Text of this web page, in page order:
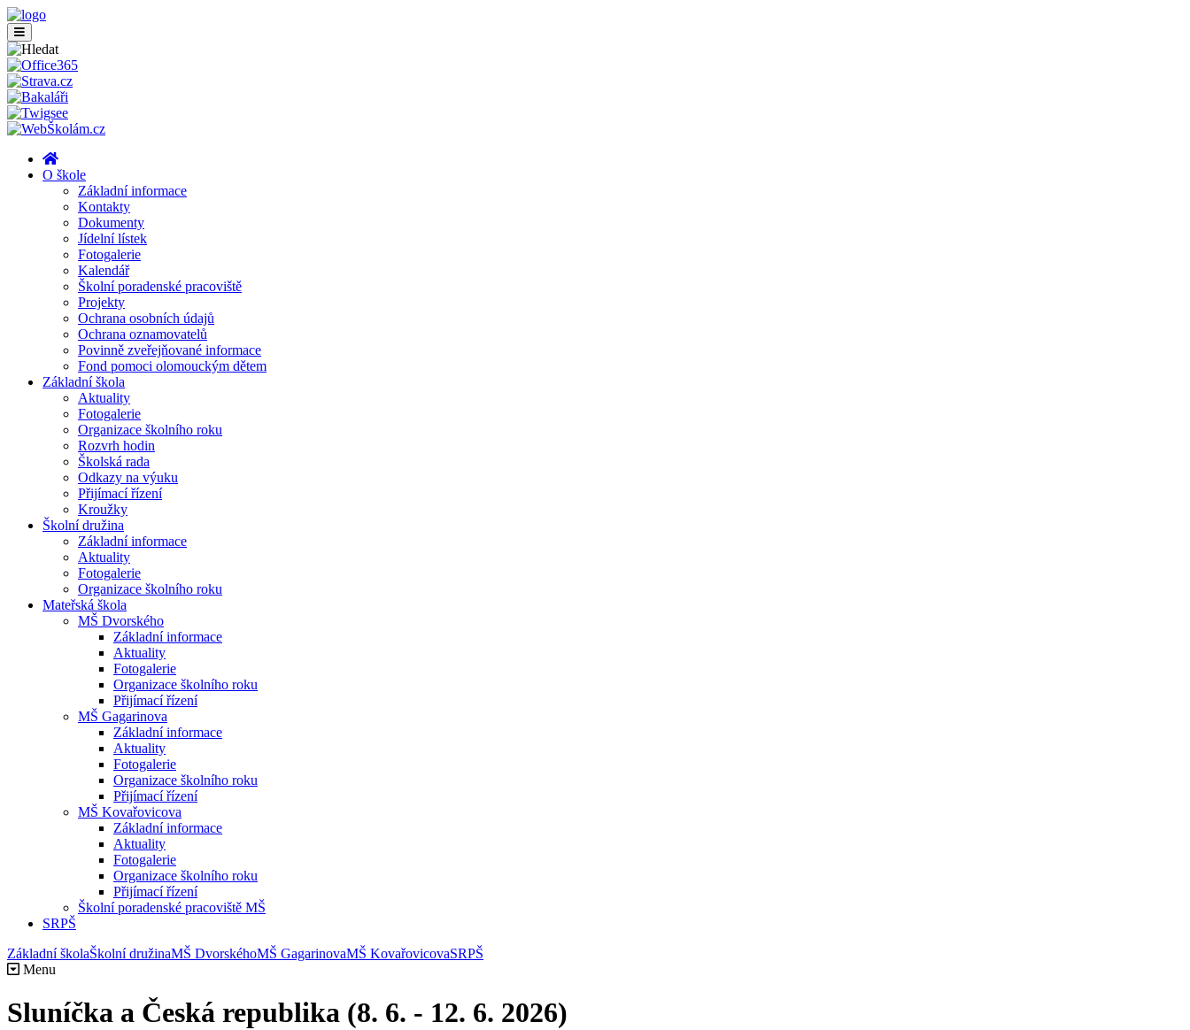
O škole
Základní informace
Kontakty
Dokumenty
Jídelní lístek
Fotogalerie
Kalendář
Školní poradenské pracoviště
Projekty
Ochrana osobních údajů
Ochrana oznamovatelů
Povinně zveřejňované informace
Fond pomoci olomouckým dětem
Základní škola
Aktuality
Fotogalerie
Organizace školního roku
Rozvrh hodin
Školská rada
Odkazy na výuku
Přijímací řízení
Kroužky
Školní družina
Základní informace
Aktuality
Fotogalerie
Organizace školního roku
Mateřská škola
MŠ Dvorského
Základní informace
Aktuality
Fotogalerie
Organizace školního roku
Přijímací řízení
MŠ Gagarinova
Základní informace
Aktuality
Fotogalerie
Organizace školního roku
Přijímací řízení
MŠ Kovařovicova
Základní informace
Aktuality
Fotogalerie
Organizace školního roku
Přijímací řízení
Školní poradenské pracoviště MŠ
SRPŠ
Základní školaŠkolní družinaMŠ DvorskéhoMŠ GagarinovaMŠ KovařovicovaSRPŠ
Menu
Sluníčka a Česká republika (8. 6. - 12. 6. 2026)